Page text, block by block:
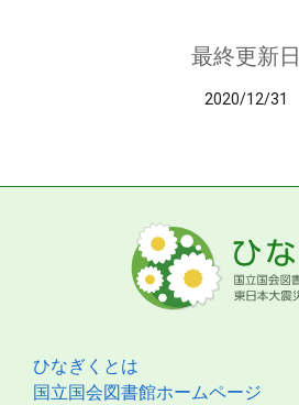
最終更新日
2020/12/31
ひなぎくとは
国立国会図書館ホームページ